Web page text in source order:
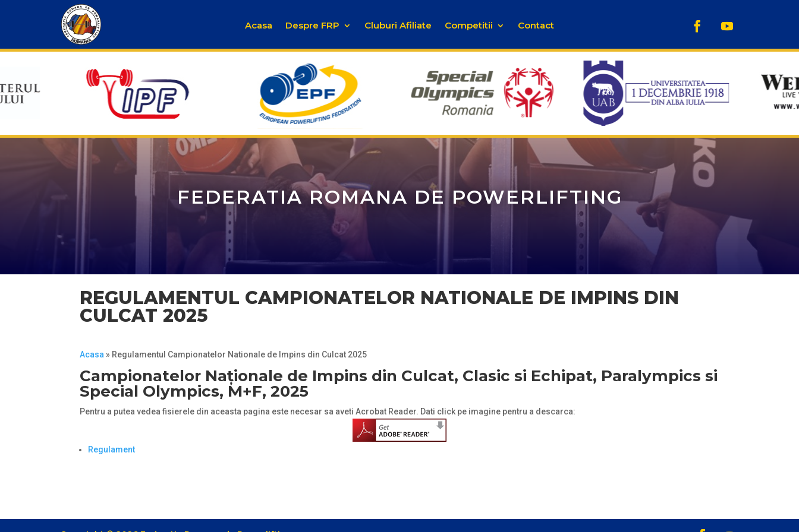
Acasa Despre FRP Cluburi Afiliate Competitii Contact
FEDERATIA ROMANA DE POWERLIFTING
REGULAMENTUL CAMPIONATELOR NATIONALE DE IMPINS DIN
CULCAT 2025
Acasa » Regulamentul Campionatelor Nationale de Impins din Culcat 2025
Campionatelor Naționale de Impins din Culcat, Clasic si Echipat, Paralympics si
Special Olympics, M+F, 2025
Pentru a putea vedea fisierele din aceasta pagina este necesar sa aveti Acrobat Reader. Dati click pe imagine pentru a descarca:
Regulament